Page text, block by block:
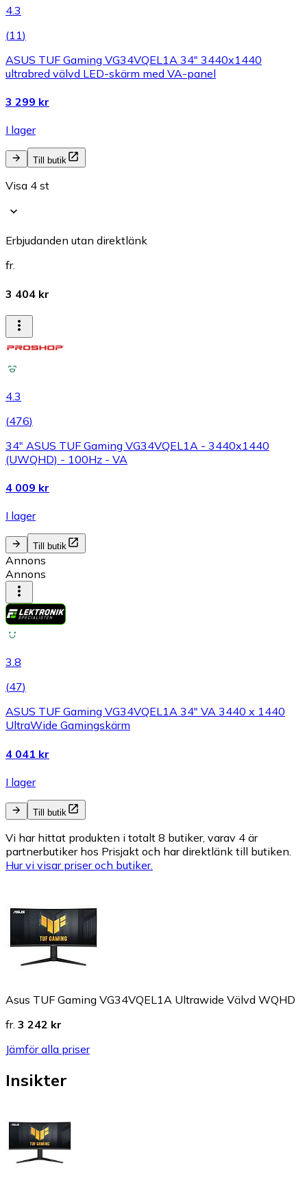
4.3
(11)
ASUS TUF Gaming VG34VQEL1A 34" 3440x1440
ultrabred välvd LED-skärm med VA-panel
3 299 kr
I lager
Till butik
Visa 4 st
Erbjudanden utan direktlänk
fr.
3 404 kr
4.3
(476)
34" ASUS TUF Gaming VG34VQEL1A - 3440x1440
(UWQHD) - 100Hz - VA
4 009 kr
I lager
Till butik
Annons
Annons
3.8
(47)
ASUS TUF Gaming VG34VQEL1A 34" VA 3440 x 1440
UltraWide Gamingskärm
4 041 kr
I lager
Till butik
Vi har hittat produkten i totalt 8 butiker, varav 4 är
partnerbutiker hos Prisjakt och har direktlänk till butiken.
Hur vi visar priser och butiker.
Asus TUF Gaming VG34VQEL1A Ultrawide Välvd WQHD
fr. 3 242 kr
Jämför alla priser
Insikter